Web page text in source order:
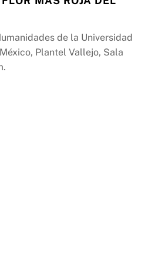
de la Universidad
Plantel Vallejo, Sala